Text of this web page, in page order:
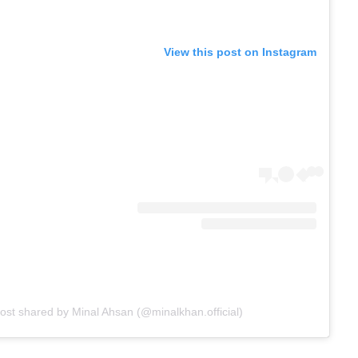
View this post on Instagram
shared by Minal Ahsan (@minalkhan.official)